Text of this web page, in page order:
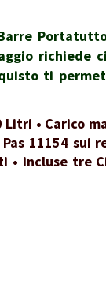
richiede
ti
• Carico
11154 sui
• incluse tre